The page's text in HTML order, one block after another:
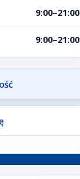
9:00–21:00
9:00–21:00